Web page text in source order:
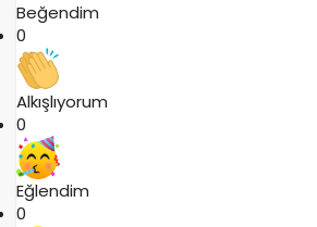
Beğendim
0
Alkışlıyorum
0
Eğlendim
0